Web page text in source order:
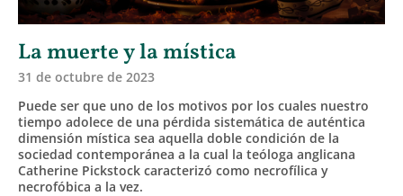
La muerte y la mística
31 de octubre de 2023
Puede ser que uno de los motivos por los cuales nuestro
tiempo adolece de una pérdida sistemática de auténtica
dimensión mística sea aquella doble condición de la
sociedad contemporánea a la cual la teóloga anglicana
Catherine Pickstock caracterizó como necrofílica y
necrofóbica a la vez.